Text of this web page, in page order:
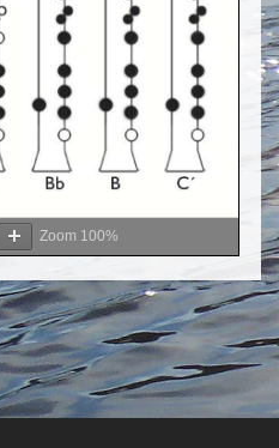
Zoom 100%